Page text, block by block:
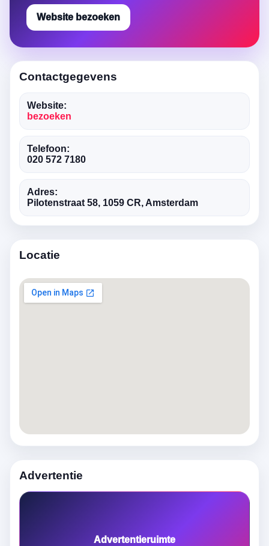
Website bezoeken
Contactgegevens
Website:
bezoeken
Telefoon:
020 572 7180
Adres:
Pilotenstraat 58, 1059 CR, Amsterdam
Locatie
Advertentie
Advertentieruimte